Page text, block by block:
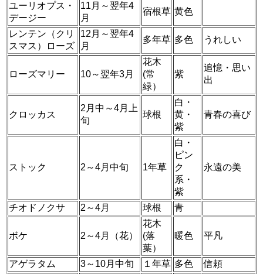
ユーリオプス・
デージー
11月～翌年4
月
宿根草 黄色
レンテン（クリ
スマス）ローズ
12月～翌年4
月
多年草 多色 うれしい
ローズマリー 10～翌年3月
花木
(常
緑）
紫
追憶・思い
出
クロッカス
2月中～4月上
旬
球根
白・
黄・
紫
青春の喜び
ストック 2～4月中旬 1年草
白・
ピン
ク
系・
紫
永遠の美
チオドノクサ 2～4月 球根 青
ボケ 2～4月（花）
花木
(落
葉）
暖色 平凡
アゲラタム 3～10月中旬 １年草 多色 信頼